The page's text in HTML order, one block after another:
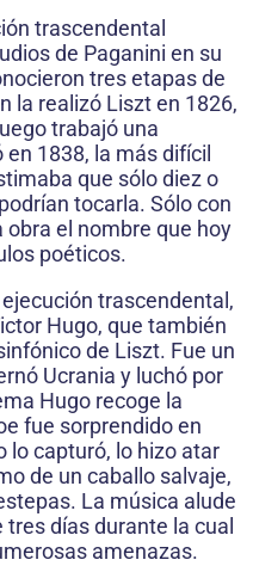
trascendental
de Paganini en su
tres etapas de
la realizó Liszt en 1826,
trabajó una
1838, la más difícil
que sólo diez o
tocarla. Sólo con
obra el nombre que hoy
poéticos.
trascendental,
Hugo, que también
de Liszt. Fue un
Ucrania y luchó por
Hugo recoge la
fue sorprendido en
lo capturó, lo hizo atar
de un caballo salvaje,
La música alude
días durante la cual
amenazas.